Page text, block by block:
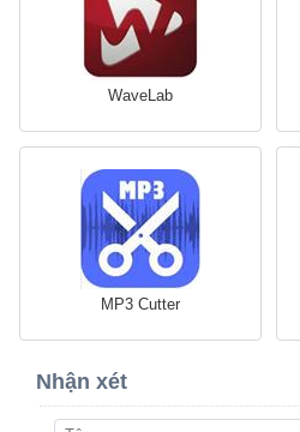
WaveLab
MP3 Cutter
Nhận xét